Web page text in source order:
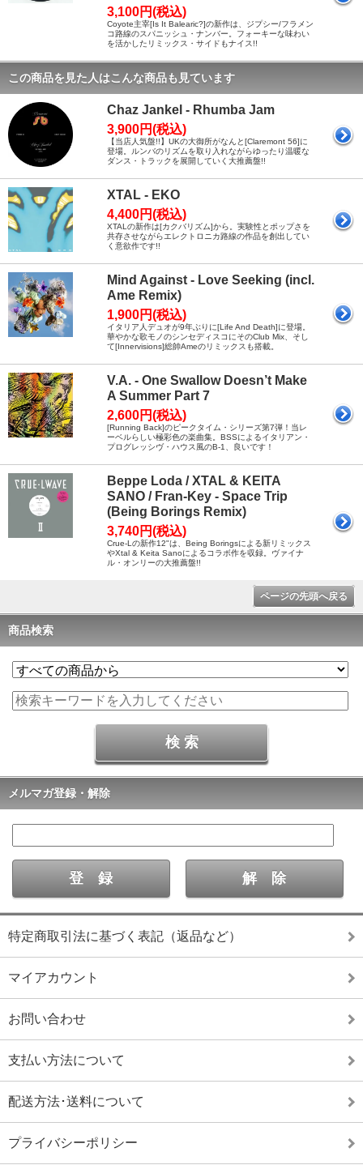
3,100円(税込)
Coyote主宰[Is It Balearic?]の新作は、ジプシー/フラメン
コ路線のスパニッシュ・ナンバー。フォーキーな味わい
を活かしたリミックス・サイドもナイス!!
この商品を見た人はこんな商品も見ています
Chaz Jankel - Rhumba Jam
3,900円(税込)
【当店人気盤!!】UKの大御所がなんと[Claremont 56]に
登場。ルンバのリズムを取り入れながらゆったり温暖な
ダンス・トラックを展開していく大推薦盤!!
XTAL - EKO
4,400円(税込)
XTALの新作は[カクバリズム]から。実験性とポップさを
共存させながらエレクトロニカ路線の作品を創出してい
く意欲作です!!
Mind Against - Love Seeking (incl.
Ame Remix)
1,900円(税込)
イタリア人デュオが9年ぶりに[Life And Death]に登場。
華やかな歌モノのシンセディスコにそのClub Mix、そし
て[Innervisions]総帥Ameのリミックスも搭載。
V.A. - One Swallow Doesn’t Make
A Summer Part 7
2,600円(税込)
[Running Back]のピークタイム・シリーズ第7弾！当レ
ーベルらしい極彩色の楽曲集。BSSによるイタリアン・
プログレッシヴ・ハウス風のB-1、良いです！
Beppe Loda / XTAL & KEITA
SANO / Fran-Key - Space Trip
(Being Borings Remix)
3,740円(税込)
Crue-Lの新作12"は、Being Boringsによる新リミックス
やXtal & Keita Sanoによるコラボ作を収録。ヴァイナ
ル・オンリーの大推薦盤!!
ページの先頭へ戻る
商品検索
メルマガ登録・解除
特定商取引法に基づく表記（返品など）
マイアカウント
お問い合わせ
支払い方法について
配送方法･送料について
プライバシーポリシー